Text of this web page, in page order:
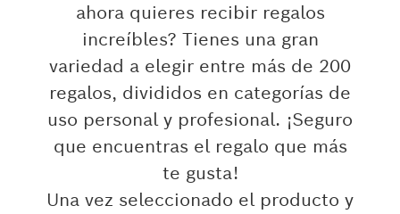
ahora quieres recibir regalos
increíbles? Tienes una gran
variedad a elegir entre más de 200
regalos, divididos en categorías de
uso personal y profesional. ¡Seguro
que encuentras el regalo que más
te gusta!
Una vez seleccionado el producto y